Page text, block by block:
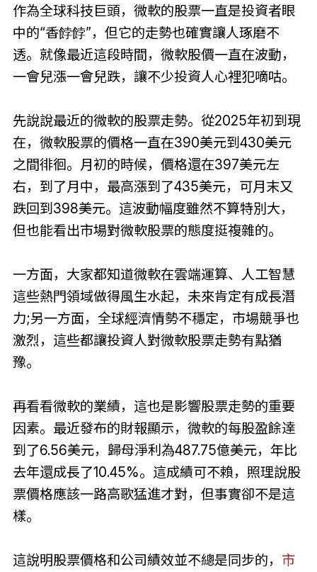
作為全球科技巨頭，微軟的股票一直是投資者眼
中的“香餑餑”，但它的走勢也確實讓人琢磨不
透。就像最近這段時間，微軟股價一直在波動，
一會兒漲一會兒跌，讓不少投資人心裡犯嘀咕。
先說說最近的微軟的股票走勢。從2025年初到現
在，微軟股票的價格一直在390美元到430美元
之間徘徊。月初的時候，價格還在397美元左
右，到了月中，最高漲到了435美元，可月末又
跌回到398美元。這波動幅度雖然不算特別大，
但也能看出市場對微軟股票的態度挺複雜的。
一方面，大家都知道微軟在雲端運算、人工智慧
這些熱門領域做得風生水起，未來肯定有成長潛
力;另一方面，全球經濟情勢不穩定，市場競爭也
激烈，這些都讓投資人對微軟股票走勢有點猶
豫。
再看看微軟的業績，這也是影響股票走勢的重要
因素。最近發布的財報顯示，微軟的每股盈餘達
到了6.56美元，歸母淨利為487.75億美元，年比
去年還成長了10.45%。這成績可不賴，照理說股
票價格應該一路高歌猛進才對，但事實卻不是這
樣。
這說明股票價格和公司績效並不總是同步的， 市